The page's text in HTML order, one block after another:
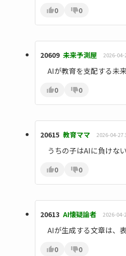
0 0
20609 未来予測屋 2026-04-
AIが教育を支配する未
0 0
20615 教育ママ 2026-04-27
うちの子はAIに負けな
0 0
20613 AI懐疑論者 2026-04-
AIが生成する文章は、
0 0